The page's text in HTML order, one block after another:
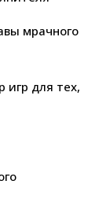
мрачного
игр для тех,